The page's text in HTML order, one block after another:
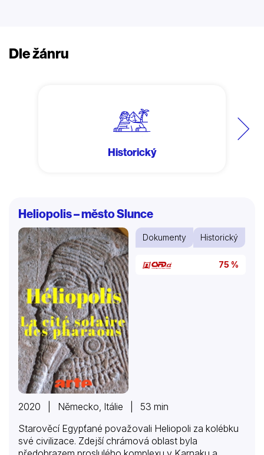
Dle žánru
Další
Historický
Heliopolis – město Slunce
Dokumenty Historický
75 %
2020 | Německo, Itálie | 53 min
Starověcí Egypťané považovali Heliopoli za kolébku
své civilizace. Zdejší chrámová oblast byla